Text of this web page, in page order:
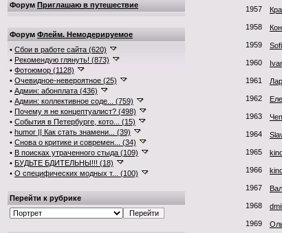
Форум Приглашаю в путешествие
Форум Флейм. Немодерируемое
• Сбои в работе сайта (620)
• Рекомендую глянуть! (873)
• Фотоюмор (1128)
• Очевидное-невероятное (25)
• Админ: абонплата (436)
• Админ: коллективное соде... (759)
• Почему я не концептуалист? (498)
• События в Петербурге, кото... (15)
• humor || Как стать знамени... (39)
• Снова о критике и современ... (34)
• В поисках утраченного стыда (109)
• БУДЬТЕ БДИТЕЛЬНЫ!!! (18)
• О специфических модных т... (100)
Перейти к рубрике
1957
1958
1959 Sofi
1960
1961
1962
1963
1964
1965
1966
1967
1968
1969